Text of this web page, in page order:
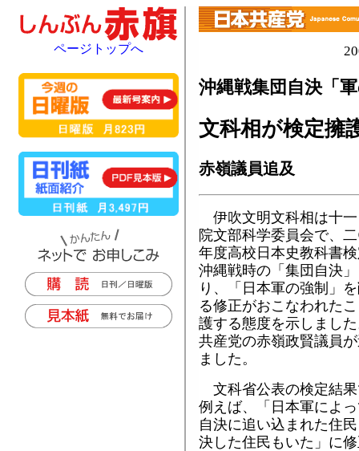
沖縄戦集団自決「
文科相が検定擁
赤嶺議員追及
伊吹文明文科相は十
院文部科学委員会で、
年度高校日本史教科書
沖縄戦時の「集団自決
り、「日本軍の強制」
る修正がおこなわれた
護する態度を示しまし
共産党の赤嶺政賢議員
ました。
文科省公表の検定結
例えば、「日本軍によ
自決に追い込まれた住
決した住民もいた」に
ページトップへ